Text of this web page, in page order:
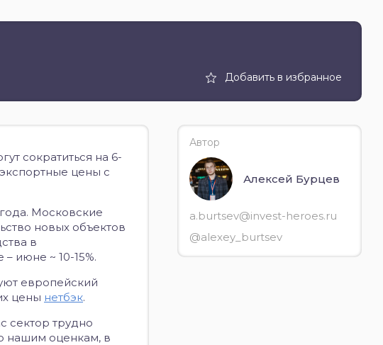
Добавить в избранное
сократиться на 6-
цены с
Московские
новых объектов
в
июне ~ 10-15%.
европейский
цены нетбэк.
сектор трудно
нашим оценкам, в
Автор
Алексей Бурцев
a.burtsev@invest-heroes.ru
@alexey_burtsev